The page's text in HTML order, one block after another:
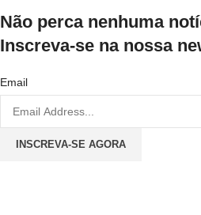
Não perca nenhuma
Inscreva-se na nossa
Email
INSCREVA-SE AGORA